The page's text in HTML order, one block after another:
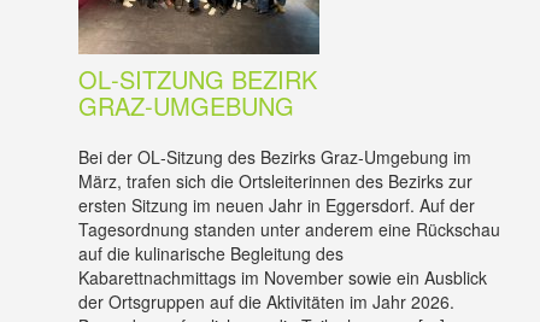
OL‑SITZUNG BEZIRK
GRAZ‑UMGEBUNG
Bei der OL‑Sitzung des Bezirks Graz‑Umgebung im
März, trafen sich die Ortsleiterinnen des Bezirks zur
ersten Sitzung im neuen Jahr in Eggersdorf. Auf der
Tagesordnung standen unter anderem eine Rückschau
auf die kulinarische Begleitung des
Kabarettnachmittags im November sowie ein Ausblick
der Ortsgruppen auf die Aktivitäten im Jahr 2026.